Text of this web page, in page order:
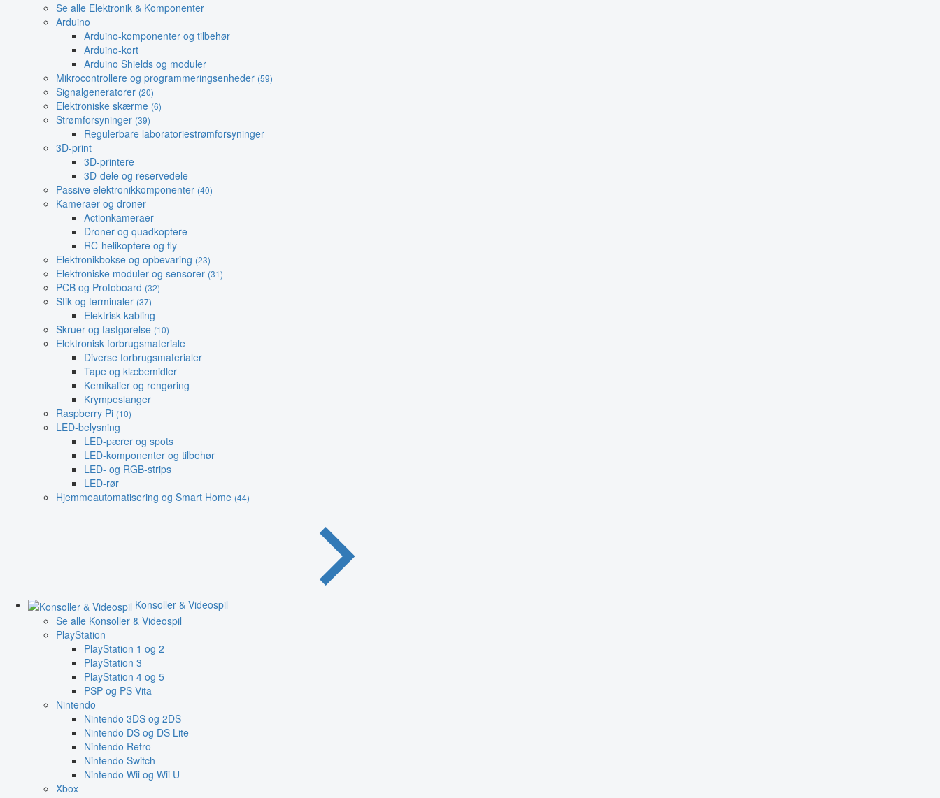
Se alle Elektronik & Komponenter
Arduino
Arduino-komponenter og tilbehør
Arduino-kort
Arduino Shields og moduler
Mikrocontrollere og programmeringsenheder (59)
Signalgeneratorer (20)
Elektroniske skærme (6)
Strømforsyninger (39)
Regulerbare laboratoriestrømforsyninger
3D-print
3D-printere
3D-dele og reservedele
Passive elektronikkomponenter (40)
Kameraer og droner
Actionkameraer
Droner og quadkoptere
RC-helikoptere og fly
Elektronikbokse og opbevaring (23)
Elektroniske moduler og sensorer (31)
PCB og Protoboard (32)
Stik og terminaler (37)
Elektrisk kabling
Skruer og fastgørelse (10)
Elektronisk forbrugsmateriale
Diverse forbrugsmaterialer
Tape og klæbemidler
Kemikalier og rengøring
Krympeslanger
Raspberry Pi (10)
LED-belysning
LED-pærer og spots
LED-komponenter og tilbehør
LED- og RGB-strips
LED-rør
Hjemmeautomatisering og Smart Home (44)
Konsoller & Videospil
Se alle Konsoller & Videospil
PlayStation
PlayStation 1 og 2
PlayStation 3
PlayStation 4 og 5
PSP og PS Vita
Nintendo
Nintendo 3DS og 2DS
Nintendo DS og DS Lite
Nintendo Retro
Nintendo Switch
Nintendo Wii og Wii U
Xbox